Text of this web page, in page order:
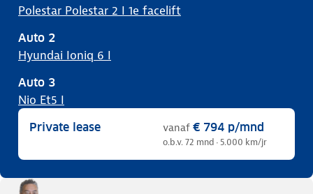
Polestar Polestar 2 I 1e facelift
Auto 2
Hyundai Ioniq 6 I
Auto 3
Nio Et5 I
Private lease vanaf € 794 p/mnd
o.b.v. 72 mnd · 5.000 km/jr